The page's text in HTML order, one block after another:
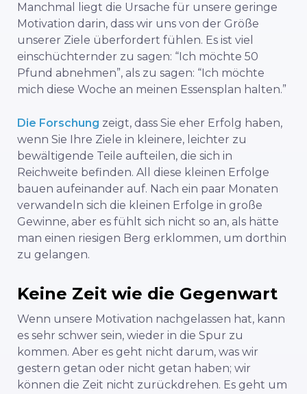
Manchmal liegt die Ursache für unsere geringe
Motivation darin, dass wir uns von der Größe
unserer Ziele überfordert fühlen. Es ist viel
einschüchternder zu sagen: “Ich möchte 50
Pfund abnehmen”, als zu sagen: “Ich möchte
mich diese Woche an meinen Essensplan halten.”
Die Forschung zeigt, dass Sie eher Erfolg haben,
wenn Sie Ihre Ziele in kleinere, leichter zu
bewältigende Teile aufteilen, die sich in
Reichweite befinden. All diese kleinen Erfolge
bauen aufeinander auf. Nach ein paar Monaten
verwandeln sich die kleinen Erfolge in große
Gewinne, aber es fühlt sich nicht so an, als hätte
man einen riesigen Berg erklommen, um dorthin
zu gelangen.
Keine Zeit wie die Gegenwart
Wenn unsere Motivation nachgelassen hat, kann
es sehr schwer sein, wieder in die Spur zu
kommen. Aber es geht nicht darum, was wir
gestern getan oder nicht getan haben; wir
können die Zeit nicht zurückdrehen. Es geht um